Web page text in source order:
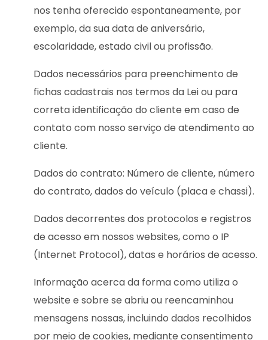
nos tenha oferecido espontaneamente, por
exemplo, da sua data de aniversário,
escolaridade, estado civil ou profissão.
Dados necessários para preenchimento de
fichas cadastrais nos termos da Lei ou para
correta identificação do cliente em caso de
contato com nosso serviço de atendimento ao
cliente.
Dados do contrato: Número de cliente, número
do contrato, dados do veículo (placa e chassi).
Dados decorrentes dos protocolos e registros
de acesso em nossos websites, como o IP
(Internet Protocol), datas e horários de acesso.
Informação acerca da forma como utiliza o
website e sobre se abriu ou reencaminhou
mensagens nossas, incluindo dados recolhidos
por meio de cookies, mediante consentimento